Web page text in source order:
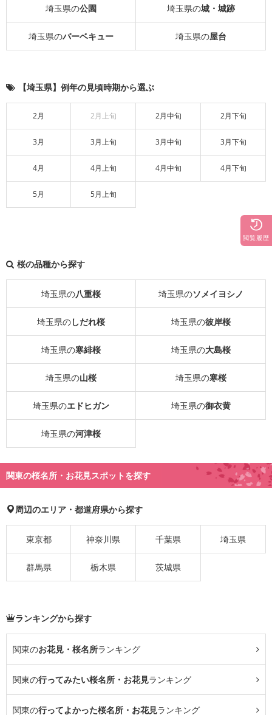
埼玉県の公園 埼玉県の城・城跡
埼玉県のバーベキュー 埼玉県の屋台
【埼玉県】例年の見頃時期から選ぶ
2月 2月上旬 2月中旬 2月下旬
3月 3月上旬 3月中旬 3月下旬
4月 4月上旬 4月中旬 4月下旬
5月 5月上旬
桜の品種から探す
埼玉県の八重桜 埼玉県のソメイヨシノ
埼玉県のしだれ桜 埼玉県の彼岸桜
埼玉県の寒緋桜 埼玉県の大島桜
埼玉県の山桜 埼玉県の寒桜
埼玉県のエドヒガン 埼玉県の御衣黄
埼玉県の河津桜
関東の桜名所・お花見スポットを探す
周辺のエリア・都道府県から探す
東京都 神奈川県 千葉県 埼玉県
群馬県 栃木県 茨城県
ランキングから探す
関東のお花見・桜名所ランキング
関東の行ってみたい桜名所・お花見ランキング
関東の行ってよかった桜名所・お花見ランキング
閲覧履歴